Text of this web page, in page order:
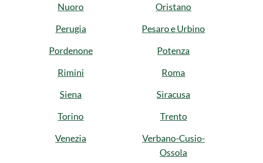
Nuoro
Oristano
Perugia
Pesaro e Urbino
Pordenone
Potenza
Rimini
Roma
Siena
Siracusa
Torino
Trento
Venezia
Verbano-Cusio-
Ossola